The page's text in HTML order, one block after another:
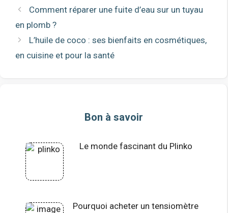
Comment réparer une fuite d’eau sur un tuyau
en plomb ?
L’huile de coco : ses bienfaits en cosmétiques,
en cuisine et pour la santé
Bon à savoir
Le monde fascinant du Plinko
Pourquoi acheter un tensiomètre